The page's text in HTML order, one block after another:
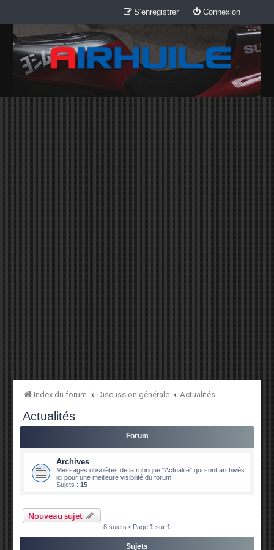
Connexion
S’enregistrer
Index du forum Discussion générale Actualités
Actualités
Forum
Archives
Messages obsolètes de la rubrique "Actualité" qui sont archivés
ici pour une meilleure visibilité du forum.
Sujets :15
Nouveau sujet
8 sujets • Page 1 sur 1
Sujets